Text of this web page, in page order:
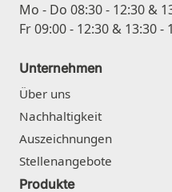
Mo - Do 08:30 - 12:30 &
Fr 09:00 - 12:30 & 13:30 -
Unternehmen
Über uns
Nachhaltigkeit
Auszeichnungen
Stellenangebote
Produkte